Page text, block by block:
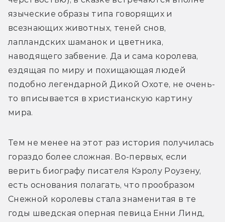
языческие образы типа говорящих и
всезнающих животных, теней снов,
лапландских шаманок и цветника,
наводящего забвение. Да и сама королева,
ездящая по миру и похищающая людей
подобно легендарной Дикой Охоте, не очень-
то вписывается в христианскую картину
мира.
Тем не менее на этот раз история получилась
гораздо более сложная. Во-первых, если
верить биографу писателя Кэролу Роузену,
есть основания полагать, что прообразом
Снежной королевы стала знаменитая в те
годы шведская оперная певица Енни Линд,